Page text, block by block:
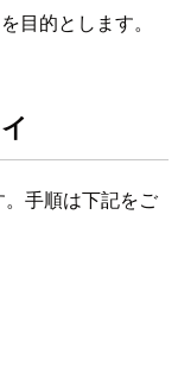
目的とします。
手順は下記をご